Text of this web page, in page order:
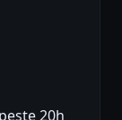
20h